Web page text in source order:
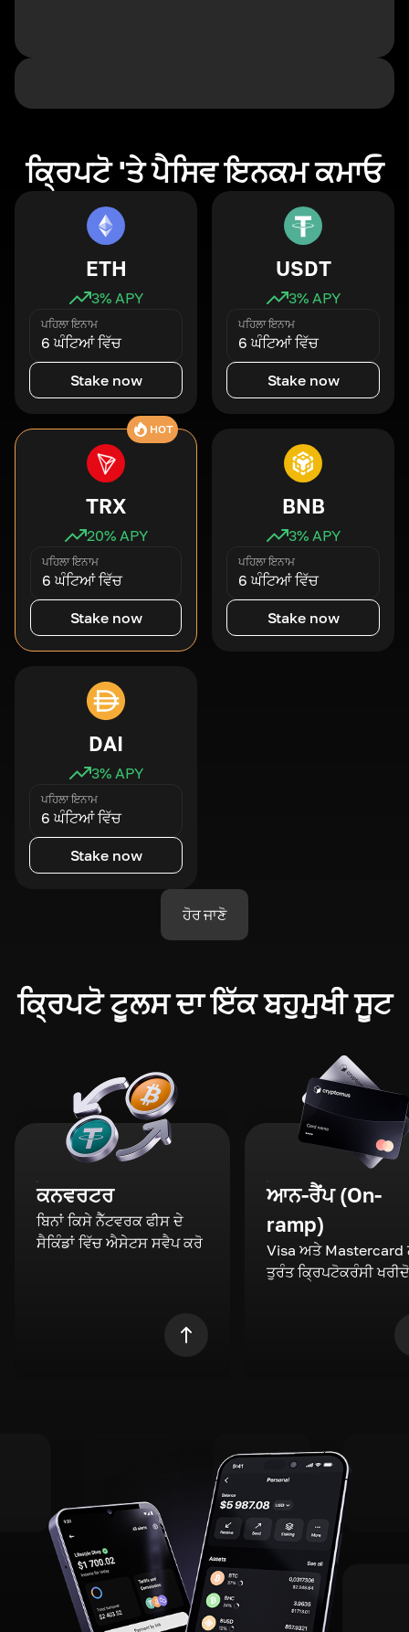
ਕ੍ਰਿਪਟੋ 'ਤੇ ਪੈਸਿਵ ਇਨਕਮ ਕਮਾਓ
ETH
3% APY
ਪਹਿਲਾ ਇਨਾਮ
6 ਘੰਟਿਆਂ ਵਿੱਚ
Stake now
USDT
3% APY
ਪਹਿਲਾ ਇਨਾਮ
6 ਘੰਟਿਆਂ ਵਿੱਚ
Stake now
HOT
TRX
20% APY
ਪਹਿਲਾ ਇਨਾਮ
6 ਘੰਟਿਆਂ ਵਿੱਚ
Stake now
BNB
3% APY
ਪਹਿਲਾ ਇਨਾਮ
6 ਘੰਟਿਆਂ ਵਿੱਚ
Stake now
DAI
3% APY
ਪਹਿਲਾ ਇਨਾਮ
6 ਘੰਟਿਆਂ ਵਿੱਚ
Stake now
ਹੋਰ ਜਾਣੋ
ਕ੍ਰਿਪਟੋ ਟੂਲਸ ਦਾ ਇੱਕ ਬਹੁਮੁਖੀ ਸੂਟ
ਕਨਵਰਟਰ
ਬਿਨਾਂ ਕਿਸੇ ਨੈੱਟਵਰਕ ਫੀਸ ਦੇ
ਸੈਕਿੰਡਾਂ ਵਿੱਚ ਐਸੇਟਸ ਸਵੈਪ ਕਰੋ
ਆਨ-ਰੈਂਪ (On-
ramp)
Visa ਅਤੇ Mastercard
ਤੁਰੰਤ ਕ੍ਰਿਪਟੋਕਰੰਸੀ ਖਰੀਦੋ